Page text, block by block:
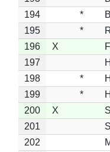
194
*
195
*
196
X
197
198
*
199
*
200
X
201
202